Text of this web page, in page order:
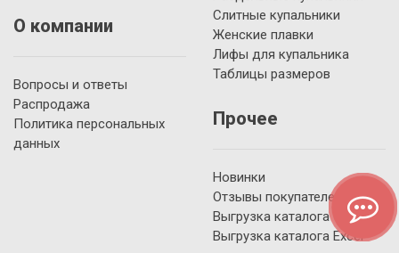
О компании
Вопросы и ответы
Распродажа
Политика персональных
данных
Слитные купальники
Женские плавки
Лифы для купальника
Таблицы размеров
Прочее
Новинки
Отзывы покупателей
Выгрузка каталога YML
Выгрузка каталога Excel